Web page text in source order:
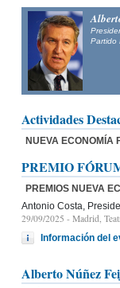
Partido
Actividades
NUEVA ECONOMÍA
PREMIO
PREMIOS NUEVA
Antonio Costa,
29/09/2025 - Madrid,
Información del
Alberto Núñez